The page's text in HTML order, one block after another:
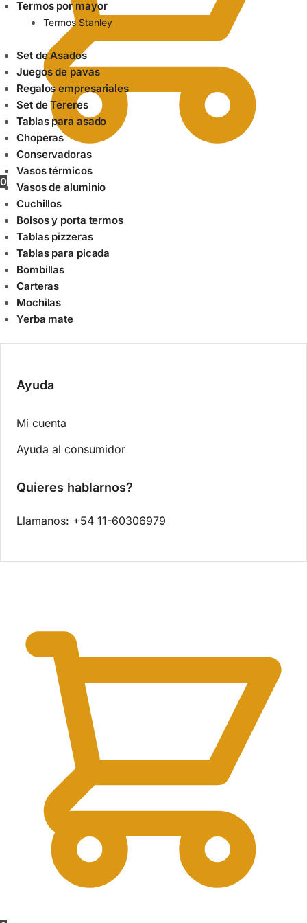
0
Termos por mayor
Termos Stanley
Set de Asados
Juegos de pavas
Regalos empresariales
Set de Tereres
Tablas para asado
Choperas
Conservadoras
Vasos térmicos
Vasos de aluminio
Cuchillos
Bolsos y porta termos
Tablas pizzeras
Tablas para picada
Bombillas
Carteras
Mochilas
Yerba mate
Ayuda
Mi cuenta
Ayuda al consumidor
Quieres hablarnos?
Llamanos: +54 11-60306979